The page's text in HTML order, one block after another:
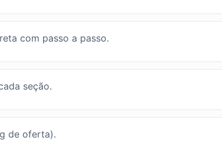
com passo a passo.
seção.
de oferta).